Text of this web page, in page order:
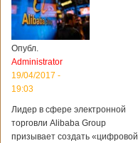
Опубл.
Administrator
19/04/2017 -
19:03
Лидер в сфере электронной
торговли Alibaba Group
призывает создать «цифровой